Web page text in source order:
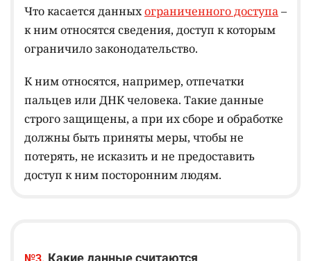
Что касается данныхограниченного доступа–
к ним относятся сведения, доступ к которым
ограничило законодательство.
К ним относятся, например, отпечатки
пальцев или ДНК человека. Такие данные
строго защищены, а при их сборе и обработке
должны быть приняты меры, чтобы не
потерять, не исказить и не предоставить
доступ к ним посторонним людям.
Какие данные считаются